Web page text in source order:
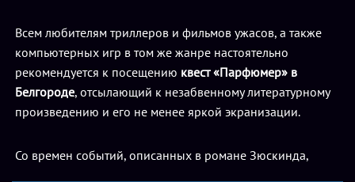
Всем любителям триллеров и фильмов ужасов, а также
компьютерных игр в том же жанре настоятельно
рекомендуется к посещению квест «Парфюмер» в
Белгороде, отсылающий к незабвенному литературному
произведению и его не менее яркой экранизации.
Со времен событий, описанных в романе Зюскинда,